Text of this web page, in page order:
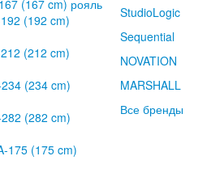
(167 cm) рояль
(192 cm)
(212 cm)
(234 cm)
(282 cm)
175 (175 cm)
StudioLogic
Sequential
NOVATION
MARSHALL
Все бренды